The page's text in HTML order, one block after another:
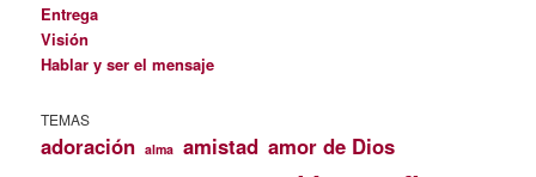
Entrega
Visión
Hablar y ser el mensaje
TEMAS
adoración alma amistad amor de Dios